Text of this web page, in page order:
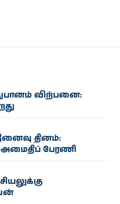
விற்பனை:
தினம்:
அமைதிப் பேரணி